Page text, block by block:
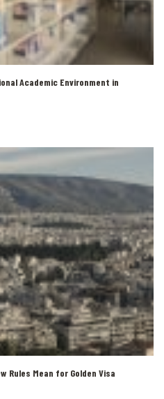
Academic Environment in
Rules Mean for Golden Visa